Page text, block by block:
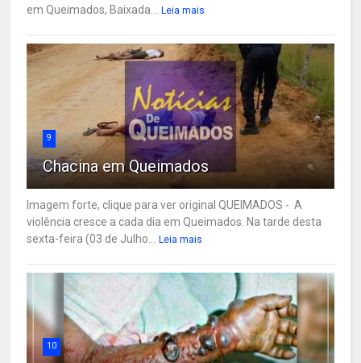
em Queimados, Baixada...
Leia mais
9
Chacina em Queimados
Imagem forte, clique para ver original QUEIMADOS - A
violência cresce a cada dia em Queimados. Na tarde desta
sexta-feira (03 de Julho...
Leia mais
10